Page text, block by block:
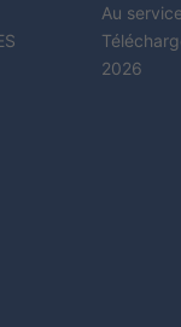
Au
2026